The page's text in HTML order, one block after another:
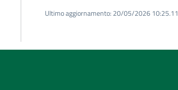
Ultimo aggiornamento: 20/05/2026 10:25.11